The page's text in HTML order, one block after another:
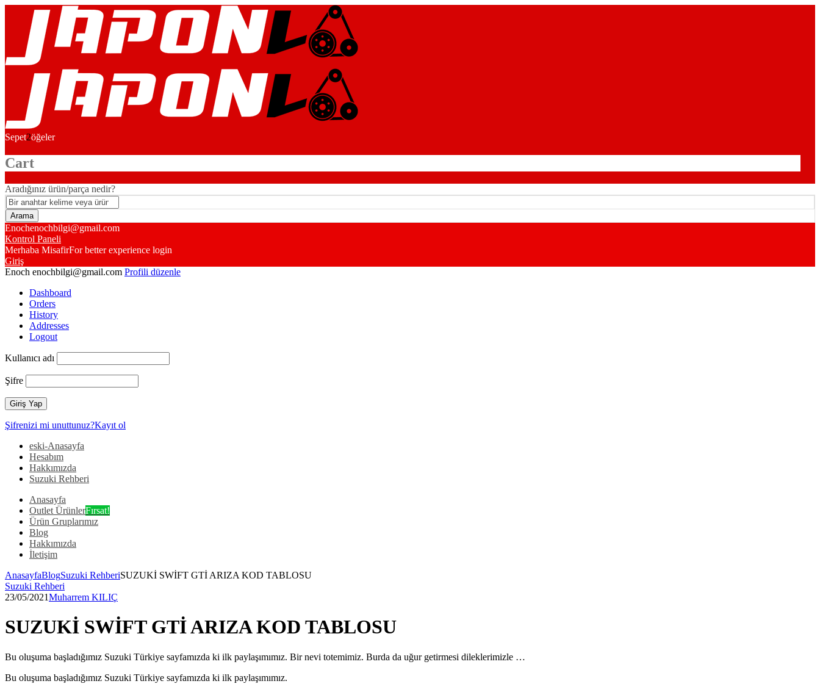
Sepet2öğeler
Cart
Aradığınız ürün/parça nedir?
Enochenochbilgi@gmail.com
Kontrol Paneli
Merhaba MisafirFor better experience login
Giriş
Enoch enochbilgi@gmail.com Profili düzenle
Dashboard
Orders
History
Addresses
Logout
Kullanıcı adı
Şifre
Şifrenizi mi unuttunuz?Kayıt ol
eski-Anasayfa
Hesabım
Hakkımızda
Suzuki Rehberi
Anasayfa
Outlet ÜrünlerFırsat!
Ürün Gruplarımız
Blog
Hakkımızda
İletişim
AnasayfaBlogSuzuki RehberiSUZUKİ SWİFT GTİ ARIZA KOD TABLOSU
Suzuki Rehberi
23/05/2021Muharrem KILIÇ
SUZUKİ SWİFT GTİ ARIZA KOD TABLOSU
Bu oluşuma başladığımız Suzuki Türkiye sayfamızda ki ilk paylaşımımız. Bir nevi totemimiz. Burda da uğur getirmesi dileklerimizle …
Bu oluşuma başladığımız Suzuki Türkiye sayfamızda ki ilk paylaşımımız.